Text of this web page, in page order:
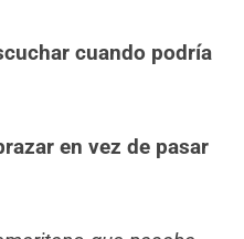
cuando podría
en vez de pasar